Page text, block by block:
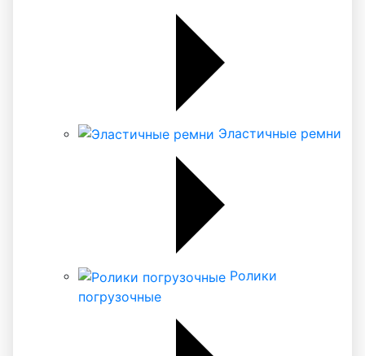
Эластичные ремни
Ролики
погрузочные